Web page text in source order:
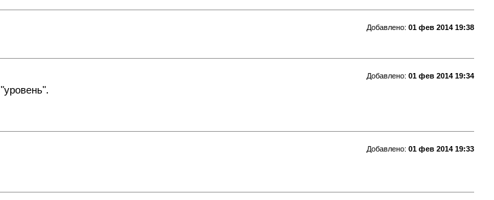
Добавлено: 01 фев 2014 19:38
Добавлено: 01 фев 2014 19:34
Добавлено: 01 фев 2014 19:33